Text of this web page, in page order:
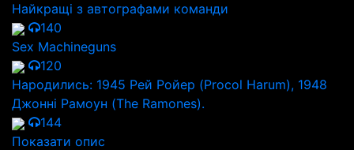
Найкращі з автографами команди
140
Sex Machineguns
120
Народились: 1945 Рей Ройер (Procol Harum), 1948
Джонні Рамоун (The Ramones).
144
Показати опис